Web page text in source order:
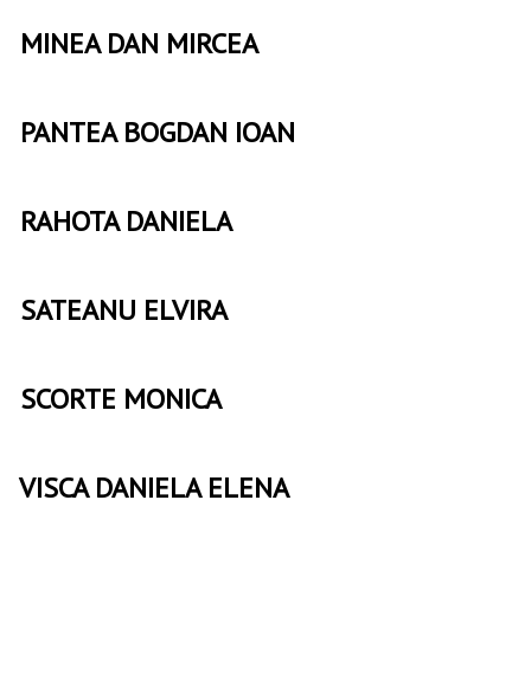
MINEA DAN MIRCEA
PANTEA BOGDAN IOAN
RAHOTA DANIELA
SATEANU ELVIRA
SCORTE MONICA
VISCA DANIELA ELENA